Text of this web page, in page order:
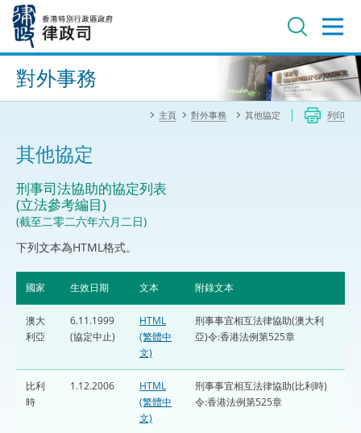
內
進階搜尋
對外事務
主頁 對外事務 其他協定 列印
其他協定
刑事司法協助的協定列表
(立法參考編目)
(截至二零二六年六月二日)
下列文本為HTML格式。
國家 生效日期 文本 附錄文本
澳大
利亞
6.11.1999
(協定中止)
HTML
(繁體中
文)
刑事事宜相互法律協助(澳大利
亞)令:香港法例第525章
比利
時
1.12.2006
HTML
(繁體中
文)
刑事事宜相互法律協助(比利時)
令:香港法例第525章